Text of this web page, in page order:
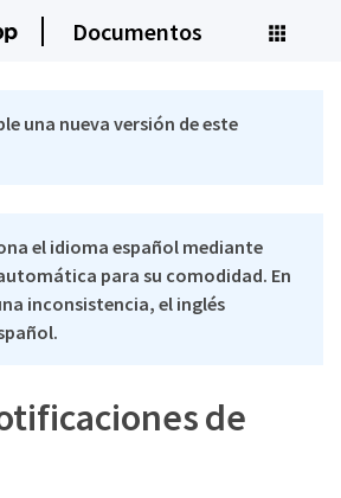
Documentos
una nueva versión de este
el idioma español mediante
para su comodidad. En
inconsistencia, el inglés
de